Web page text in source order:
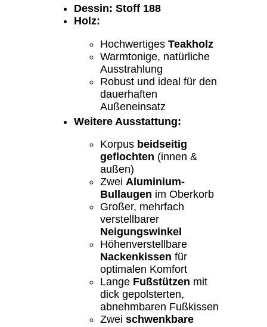
Dessin: Stoff 188
Holz:
Hochwertiges Teakholz
Warmtonige, natürliche
Ausstrahlung
Robust und ideal für den
dauerhaften
Außeneinsatz
Weitere Ausstattung:
Korpus beidseitig
geflochten (innen &
außen)
Zwei Aluminium-
Bullaugen im Oberkorb
Großer, mehrfach
verstellbarer
Neigungswinkel
Höhenverstellbare
Nackenkissen für
optimalen Komfort
Lange Fußstützen mit
dick gepolsterten,
abnehmbaren Fußkissen
Zwei schwenkbare